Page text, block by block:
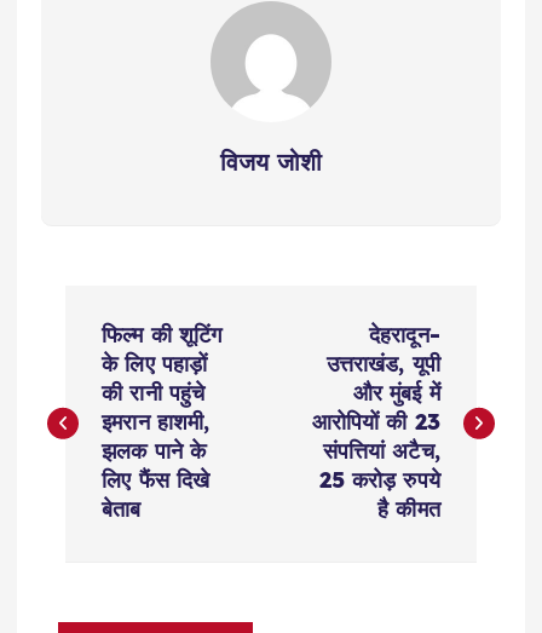
विजय जोशी
s
a
फिल्म की शूटिंग
के लिए पहाड़ों
की रानी पहुंचे
इमरान हाशमी,
झलक पाने के
लिए फैंस दिखे
बेताब
देहरादून-
उत्तराखंड, यूपी
और मुंबई में
आरोपियों की 23
संपत्तियां अटैच,
25 करोड़ रुपये
है कीमत